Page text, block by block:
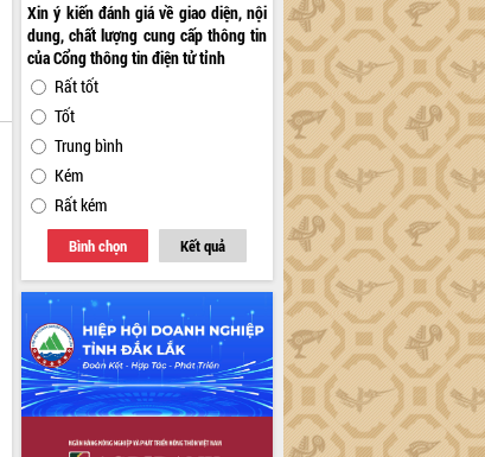
Xin ý kiến đánh giá về giao diện, nội
dung, chất lượng cung cấp thông tin
của Cổng thông tin điện tử tỉnh
Rất tốt
Tốt
Trung bình
Kém
Rất kém
Bình chọn Kết quả